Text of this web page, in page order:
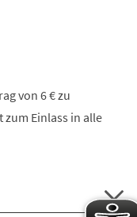
von 6 € zu
Einlass in alle